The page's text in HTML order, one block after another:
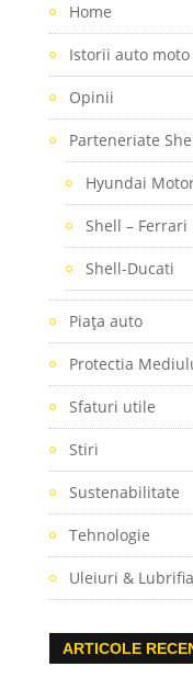
Home
Istorii auto moto
Opinii
Parteneriate
Hyundai
Shell – Ferrari
Shell-Ducati
Piaţa auto
Protectia
Sfaturi utile
Stiri
Sustenabilitate
Tehnologie
Uleiuri &
ARTICOLE